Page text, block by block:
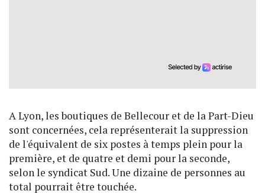
A Lyon, les boutiques de Bellecour et de la Part-Dieu
sont concernées, cela représenterait la suppression
de l'équivalent de six postes à temps plein pour la
première, et de quatre et demi pour la seconde,
selon le syndicat Sud. Une dizaine de personnes au
total pourrait être touchée.